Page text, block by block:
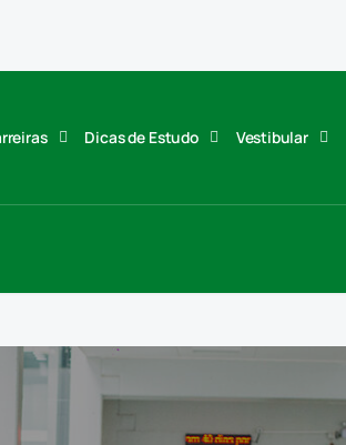
Dicas de Estudo Vestibular